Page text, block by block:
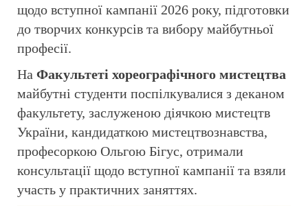
щодо вступної кампанії 2026 року, підготовки
до творчих конкурсів та вибору майбутньої
професії.
На Факультеті хореографічного мистецтва
майбутні студенти поспілкувалися з деканом
факультету, заслуженою діячкою мистецтв
України, кандидаткою мистецтвознавства,
професоркою Ольгою Бігус, отримали
консультації щодо вступної кампанії та взяли
участь у практичних заняттях.